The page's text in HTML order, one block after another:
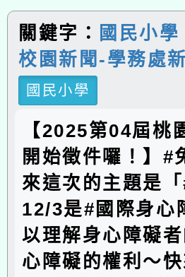
關鍵字：
國民小學
校園新聞-學務處
國民小學
【2025第04屆桃
開始徵件囉！】#
來這次的主題是
12/3是#國際身心
以理解身心障礙
心障礙的權利～